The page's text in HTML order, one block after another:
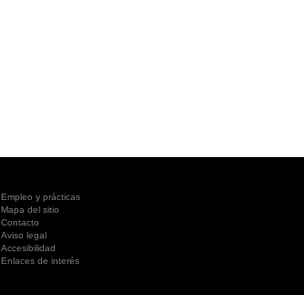
Empleo y prácticas
Mapa del sitio
Contacto
Aviso legal
Accesibilidad
Enlaces de interés